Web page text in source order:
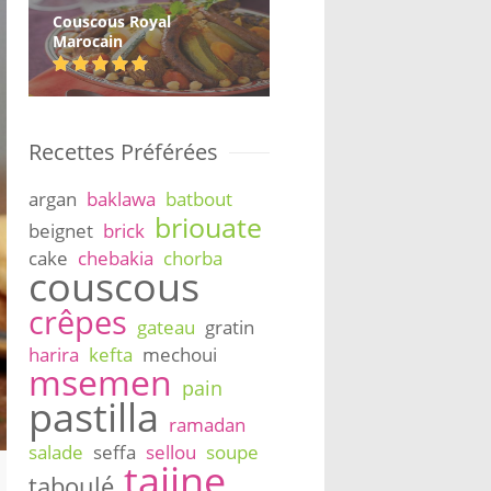
Couscous Royal
Marocain
Recettes Préférées
argan baklawa batbout
beignet brick briouate
cake chebakia chorba
couscous
crêpes gateau gratin
harira kefta mechoui
msemen pain
pastilla ramadan
salade seffa sellou soupe
tajine